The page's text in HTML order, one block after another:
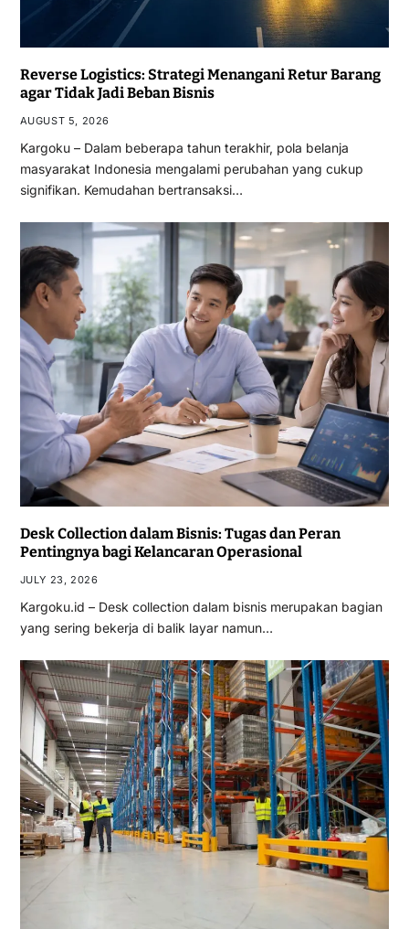
Reverse Logistics: Strategi Menangani Retur Barang
agar Tidak Jadi Beban Bisnis
AUGUST 5, 2026
Kargoku – Dalam beberapa tahun terakhir, pola belanja
masyarakat Indonesia mengalami perubahan yang cukup
signifikan. Kemudahan bertransaksi…
Desk Collection dalam Bisnis: Tugas dan Peran
Pentingnya bagi Kelancaran Operasional
JULY 23, 2026
Kargoku.id – Desk collection dalam bisnis merupakan bagian
yang sering bekerja di balik layar namun…